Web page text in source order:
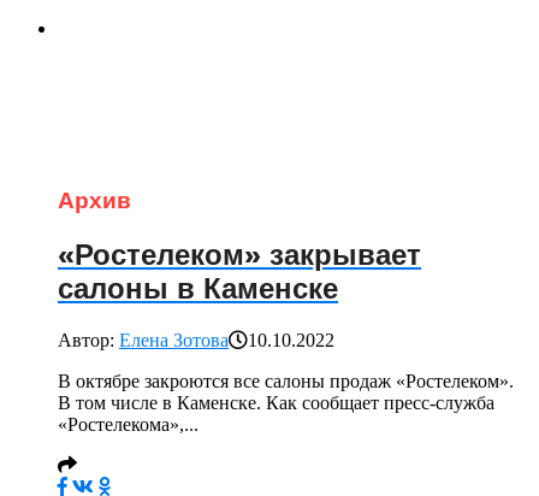
Архив
«Ростелеком» закрывает
салоны в Каменске
Автор: Елена Зотова
10.10.2022
В октябре закроются все салоны продаж «Ростелеком».
В том числе в Каменске. Как сообщает пресс-служба
«Ростелекома»,...